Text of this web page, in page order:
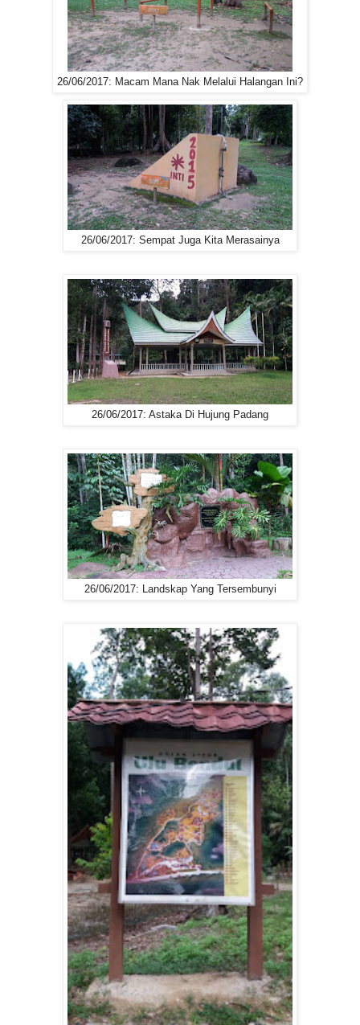
26/06/2017: Macam Mana Nak Melalui Halangan Ini?
26/06/2017: Sempat Juga Kita Merasainya
26/06/2017: Astaka Di Hujung Padang
26/06/2017: Landskap Yang Tersembunyi